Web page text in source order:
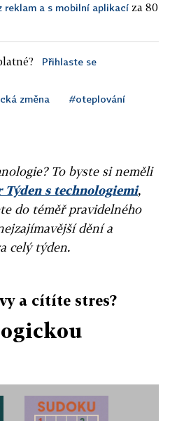
reklam a s mobilní aplikací za 80
Přihlaste se
změna #oteplování
To byste si neměli
Týden s technologiemi,
do téměř pravidelného
dění a
celý týden.
a cítíte stres?